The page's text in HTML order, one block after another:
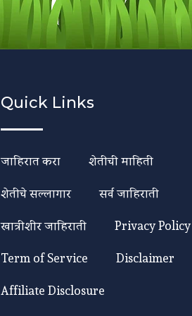
Quick Links
जाहिरात करा
शेतीची माहिती
शेतीचे सल्लागार
सर्व जाहिराती
खात्रीशीर जाहिराती
Privacy Policy
Term of Service
Disclaimer
Affiliate Disclosure